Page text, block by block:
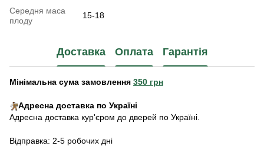
Середня маса
плоду
15-18
Доставка Оплата Гарантія
Мінімальна сума замовлення 350 грн
Адресна доставка по Україні
Адресна доставка кур'єром до дверей по Україні.
Відправка: 2-5 робочих дні